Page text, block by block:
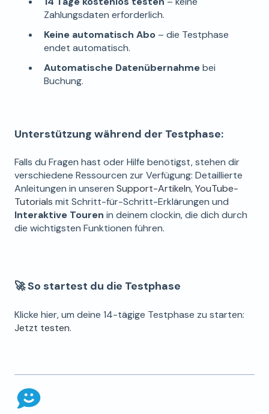
Zahlungsdaten erforderlich.
Keine automatisch Abo – die Testphase
endet automatisch.
Automatische Datenübernahmebei
Buchung.
Unterstützung während der Testphase:
Falls du Fragen hast oder Hilfe benötigst, stehen dir
verschiedene Ressourcen zur Verfügung: Detaillierte
Anleitungen in unseren Support-Artikeln,YouTube-
Tutorials mit Schritt-für-Schritt-Erklärungen und
Interaktive Touren in deinem clockin, die dich durch
die wichtigsten Funktionen führen.
🚀 So startest du die Testphase
Klicke hier, um deine 14-tägige Testphase zu starten:
Jetzt testen.